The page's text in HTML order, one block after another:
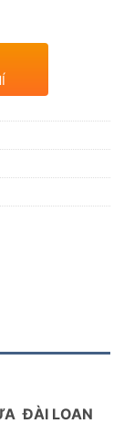
ĐÀI LOAN